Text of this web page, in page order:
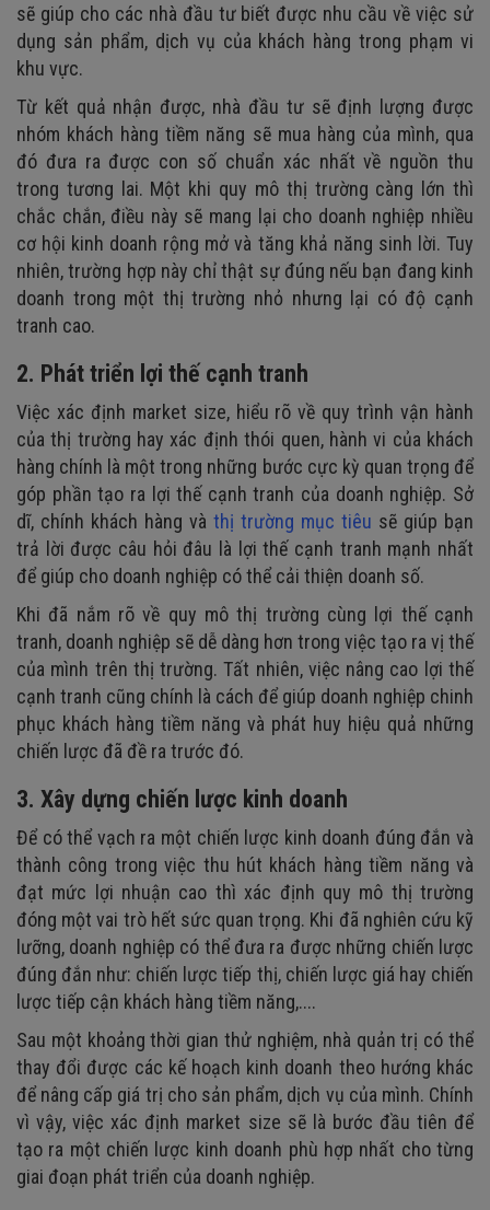
sẽ giúp cho các nhà đầu tư biết được nhu cầu về việc sử
dụng sản phẩm, dịch vụ của khách hàng trong phạm vi
khu vực.
Từ kết quả nhận được, nhà đầu tư sẽ định lượng được
nhóm khách hàng tiềm năng sẽ mua hàng của mình, qua
đó đưa ra được con số chuẩn xác nhất về nguồn thu
trong tương lai. Một khi quy mô thị trường càng lớn thì
chắc chắn, điều này sẽ mang lại cho doanh nghiệp nhiều
cơ hội kinh doanh rộng mở và tăng khả năng sinh lời. Tuy
nhiên, trường hợp này chỉ thật sự đúng nếu bạn đang kinh
doanh trong một thị trường nhỏ nhưng lại có độ cạnh
tranh cao.
2. Phát triển lợi thế cạnh tranh
Việc xác định market size, hiểu rõ về quy trình vận hành
của thị trường hay xác định thói quen, hành vi của khách
hàng chính là một trong những bước cực kỳ quan trọng để
góp phần tạo ra lợi thế cạnh tranh của doanh nghiệp. Sở
dĩ, chính khách hàng và thị trường mục tiêu sẽ giúp bạn
trả lời được câu hỏi đâu là lợi thế cạnh tranh mạnh nhất
để giúp cho doanh nghiệp có thể cải thiện doanh số.
Khi đã nắm rõ về quy mô thị trường cùng lợi thế cạnh
tranh, doanh nghiệp sẽ dễ dàng hơn trong việc tạo ra vị thế
của mình trên thị trường. Tất nhiên, việc nâng cao lợi thế
cạnh tranh cũng chính là cách để giúp doanh nghiệp chinh
phục khách hàng tiềm năng và phát huy hiệu quả những
chiến lược đã đề ra trước đó.
3. Xây dựng chiến lược kinh doanh
Để có thể vạch ra một chiến lược kinh doanh đúng đắn và
thành công trong việc thu hút khách hàng tiềm năng và
đạt mức lợi nhuận cao thì xác định quy mô thị trường
đóng một vai trò hết sức quan trọng. Khi đã nghiên cứu kỹ
lưỡng, doanh nghiệp có thể đưa ra được những chiến lược
đúng đắn như: chiến lược tiếp thị, chiến lược giá hay chiến
lược tiếp cận khách hàng tiềm năng,....
Sau một khoảng thời gian thử nghiệm, nhà quản trị có thể
thay đổi được các kế hoạch kinh doanh theo hướng khác
để nâng cấp giá trị cho sản phẩm, dịch vụ của mình. Chính
vì vậy, việc xác định market size sẽ là bước đầu tiên để
tạo ra một chiến lược kinh doanh phù hợp nhất cho từng
giai đoạn phát triển của doanh nghiệp.